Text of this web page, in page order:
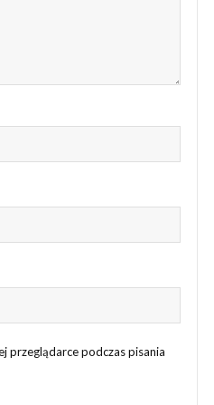
przeglądarce podczas pisania